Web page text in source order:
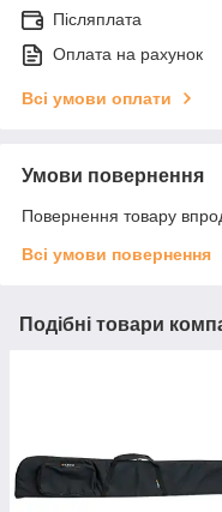
Післяплата
Оплата на рахунок
Всі умови оплати
Умови повернення
Повернення товару
Всі умови повернення
Подібні товари